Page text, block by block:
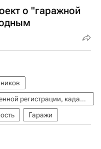
о "гаражной
Федеральная служба государственной регистрации, кадастра и картографии (Росреестр)
Гаражи